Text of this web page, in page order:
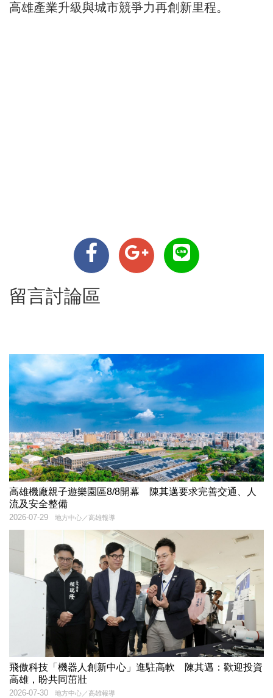
高雄產業升級與城市競爭力再創新里程。
留言討論區
高雄機廠親子遊樂園區8/8開幕 陳其邁要求完善交通、人
流及安全整備
地方中心／高雄報導
2026-07-29
飛傲科技「機器人創新中心」進駐高軟 陳其邁：歡迎投資
高雄，盼共同茁壯
地方中心／高雄報導
2026-07-30